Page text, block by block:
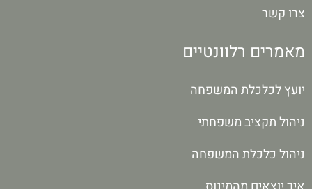
צרו קשר
מאמרים רלוונטיים
יועץ לכלכלת המשפחה
ניהול תקציב משפחתי
ניהול כלכלת המשפחה